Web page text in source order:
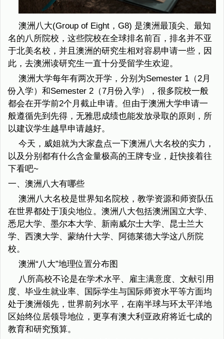
澳洲八大(Group of Eight，G8) 是澳洲最顶尖、最知
名的八所院校，这些院校在全球排名前百，排名并不亚
于北美名校，并且澳洲的研究生相对容易申请一些，因
此，去澳洲读研究生一直十分受留学生欢迎。
澳洲大学每年有两次开学，分别为Semester 1（2月
份入学）和Semester 2（7月份入学），很多院校一般
都会在开学前2个月截止申请。但由于澳洲大学申请一
般遵循先到先得，无雅思成绩也能发放录取的原则，所
以建议学生越早申请越好。
今天，威姐就为大家盘点一下澳洲八大名校的实力，
以及分别都有什么含金量极高的王牌专业，赶快接着往
下看吧~
一、澳洲八大有哪些
澳洲八大名校是世界知名院校，教学资源和师资队伍
在世界都处于顶尖地位。澳洲八大包括澳洲国立大学、
悉尼大学、墨尔本大学、新南威尔士大学、昆士兰大
学、西澳大学、蒙纳什大学、阿德莱德大学这八所院
校。
澳洲“八大”地理位置分布图
八所高校不论是在学术水平、雇主满意度、文献引用
度、毕业生就业率、国际学生与国际师资水平等方面均
处于澳洲领先，世界前列水平，在南半球与环太平洋地
区始终位居领导地位，更享有澳大利亚政府将近七成的
教育和研究预算。